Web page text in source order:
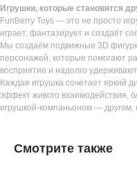
Игрушки, которые становятся
FunBerry Toys — это не просто
играет, фантазирует и создаёт
Мы создаём подвижные 3D
персонажей, которые помогают
восприятие и надолго
Каждая игрушка сочетает яркий
эффект живого взаимодействия,
игрушкой-компаньоном — другом,
Смотрите также